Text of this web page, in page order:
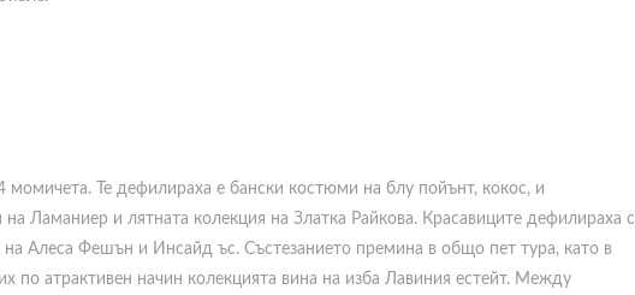
момичета. Те дефилираха е бански костюми на блу пойънт, кокос, и
на Ламаниер и лятната колекция на Златка Райкова. Красавиците дефилираха с
Алеса Фешън и Инсайд ъс. Състезанието премина в общо пет тура, като в
по атрактивен начин колекцията вина на изба Лавиния естейт. Между